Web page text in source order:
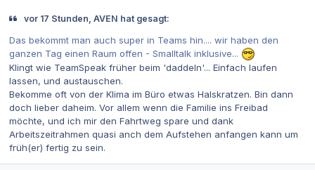
vor 17 Stunden, AVEN hat gesagt:
Das bekommt man auch super in Teams hin.... wir haben den
ganzen Tag einen Raum offen - Smalltalk inklusive...
Klingt wie TeamSpeak früher beim 'daddeln'... Einfach laufen
lassen, und austauschen.
Bekomme oft von der Klima im Büro etwas Halskratzen. Bin dann
doch lieber daheim. Vor allem wenn die Familie ins Freibad
möchte, und ich mir den Fahrtweg spare und dank
Arbeitszeitrahmen quasi anch dem Aufstehen anfangen kann um
früh(er) fertig zu sein.